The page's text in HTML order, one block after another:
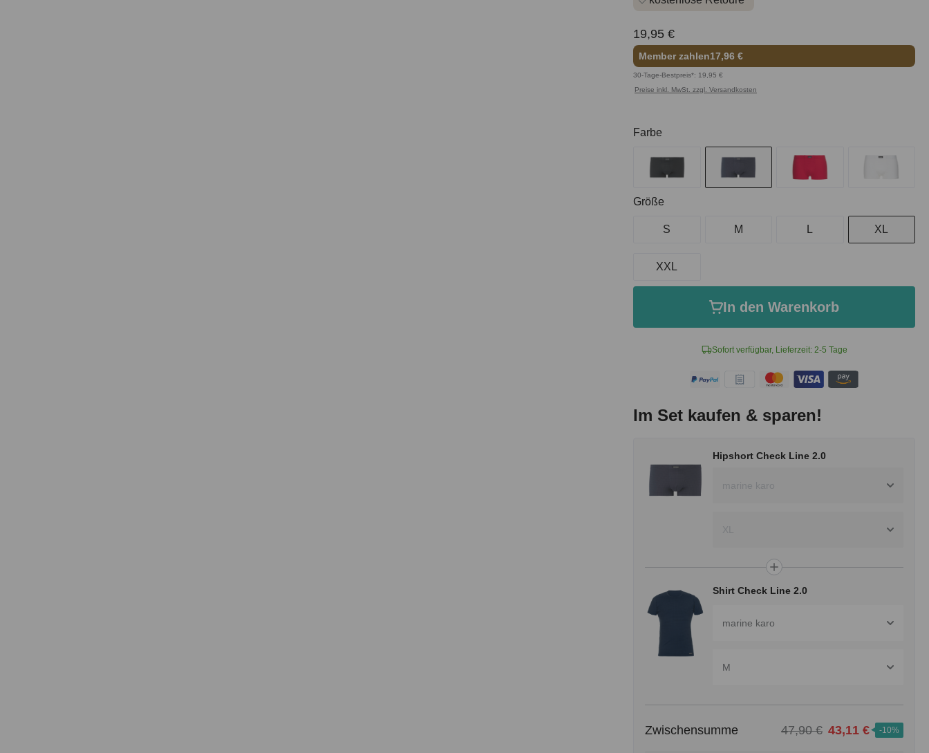
19,95 €
Member zahlen17,96 €
30-Tage-Bestpreis*: 19,95 €
Preise inkl. MwSt. zzgl. Versandkosten
Sofort verfügbar, Lieferzeit: 2-5 Tage
Farbe
Größe
S M L XL
XXL
In den Warenkorb
Im Set kaufen & sparen!
Hipshort Check Line 2.0
marine karo
XL
Shirt Check Line 2.0
marine karo
M
Zwischensumme 47,90 € 43,11 € -10%